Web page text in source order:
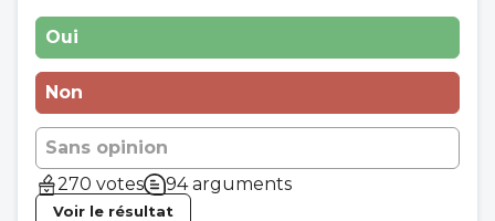
Oui
Non
Sans opinion
270 votes
94 arguments
Voir le résultat